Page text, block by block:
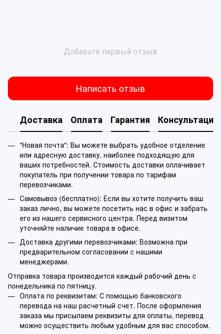
Добавьте первый отзыв
Написать отзыв
Доставка Оплата Гарантия Консультация
"Новая почта": Вы можете выбрать удобное отделение
или адресную доставку, наиболее подходящую для
ваших потребностей. Стоимость доставки оплачивает
покупатель при получении товара по тарифам
перевозчиками.
Самовывоз (бесплатно): Если вы хотите получить ваш
заказ лично, вы можете посетить нас в офис и забрать
его из нашего сервисного центра. Перед визитом
уточняйте наличие товара в офисе.
Доставка другими перевозчиками: Возможна при
предварительном согласовании с нашими
менеджерами.
Отправка товара производится каждый рабочий день с
понедельника по пятницу.
Оплата по реквизитам: С помощью банковского
перевода на наш расчетный счет. После оформления
заказа мы присылаем реквизиты для оплаты, перевод
можно осуществить любым удобным для вас способом.